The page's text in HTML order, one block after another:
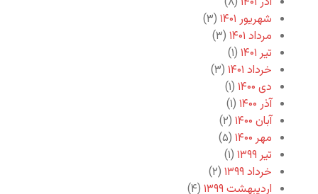
شهریور ۱۴۰۱
(۳)
مرداد ۱۴۰۱
(۳)
تیر ۱۴۰۱
(۱)
خرداد ۱۴۰۱
(۳)
دی ۱۴۰۰
(۱)
آذر ۱۴۰۰
(۱)
آبان ۱۴۰۰
(۲)
مهر ۱۴۰۰
(۵)
تیر ۱۳۹۹
(۱)
خرداد ۱۳۹۹
(۲)
اردیبهشت ۱۳۹۹
(۴)